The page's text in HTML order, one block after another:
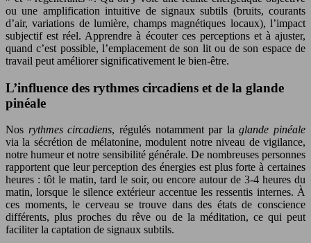
ou une amplification intuitive de signaux subtils (bruits, courants
d’air, variations de lumière, champs magnétiques locaux), l’impact
subjectif est réel. Apprendre à écouter ces perceptions et à ajuster,
quand c’est possible, l’emplacement de son lit ou de son espace de
travail peut améliorer significativement le bien-être.
L’influence des rythmes circadiens et de la glande
pinéale
Nos rythmes circadiens, régulés notamment par laglande pinéale
via la sécrétion de mélatonine, modulent notre niveau de vigilance,
notre humeur et notre sensibilité générale. De nombreuses personnes
rapportent que leur perception des énergies est plus forte à certaines
heures : tôt le matin, tard le soir, ou encore autour de 3-4 heures du
matin, lorsque le silence extérieur accentue les ressentis internes. À
ces moments, le cerveau se trouve dans des états de conscience
différents, plus proches du rêve ou de la méditation, ce qui peut
faciliter la captation de signaux subtils.